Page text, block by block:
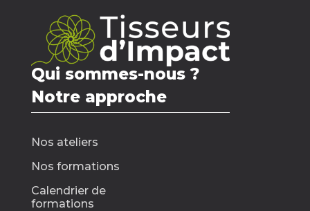
Qui sommes-nous ?
Notre approche
Nos ateliers
Nos formations
Calendrier de
formations